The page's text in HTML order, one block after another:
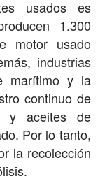
usados ​​es
1.300
motor usado
industrias
marítimo y la
continuo de
y aceites de
Por lo tanto,
la recolección